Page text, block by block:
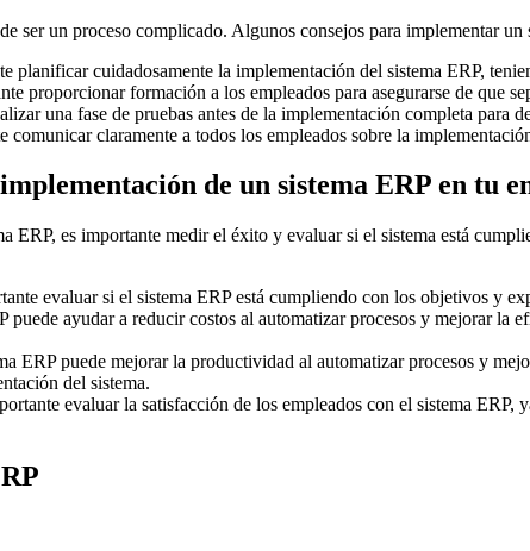
ser un proceso complicado. Algunos consejos para implementar un
planificar cuidadosamente la implementación del sistema ERP,
proporcionar formación a los empleados para asegurarse de que
una fase de pruebas antes de la implementación completa para
claramente a todos los empleados sobre la
de un sistema ERP en tu
ERP, es importante medir el éxito y evaluar si el sistema está
evaluar si el sistema ERP está cumpliendo con los objetivos y
puede ayudar a reducir costos al automatizar procesos y mejorar
ERP puede mejorar la productividad al automatizar procesos y
del sistema.
evaluar la satisfacción de los empleados con el sistema